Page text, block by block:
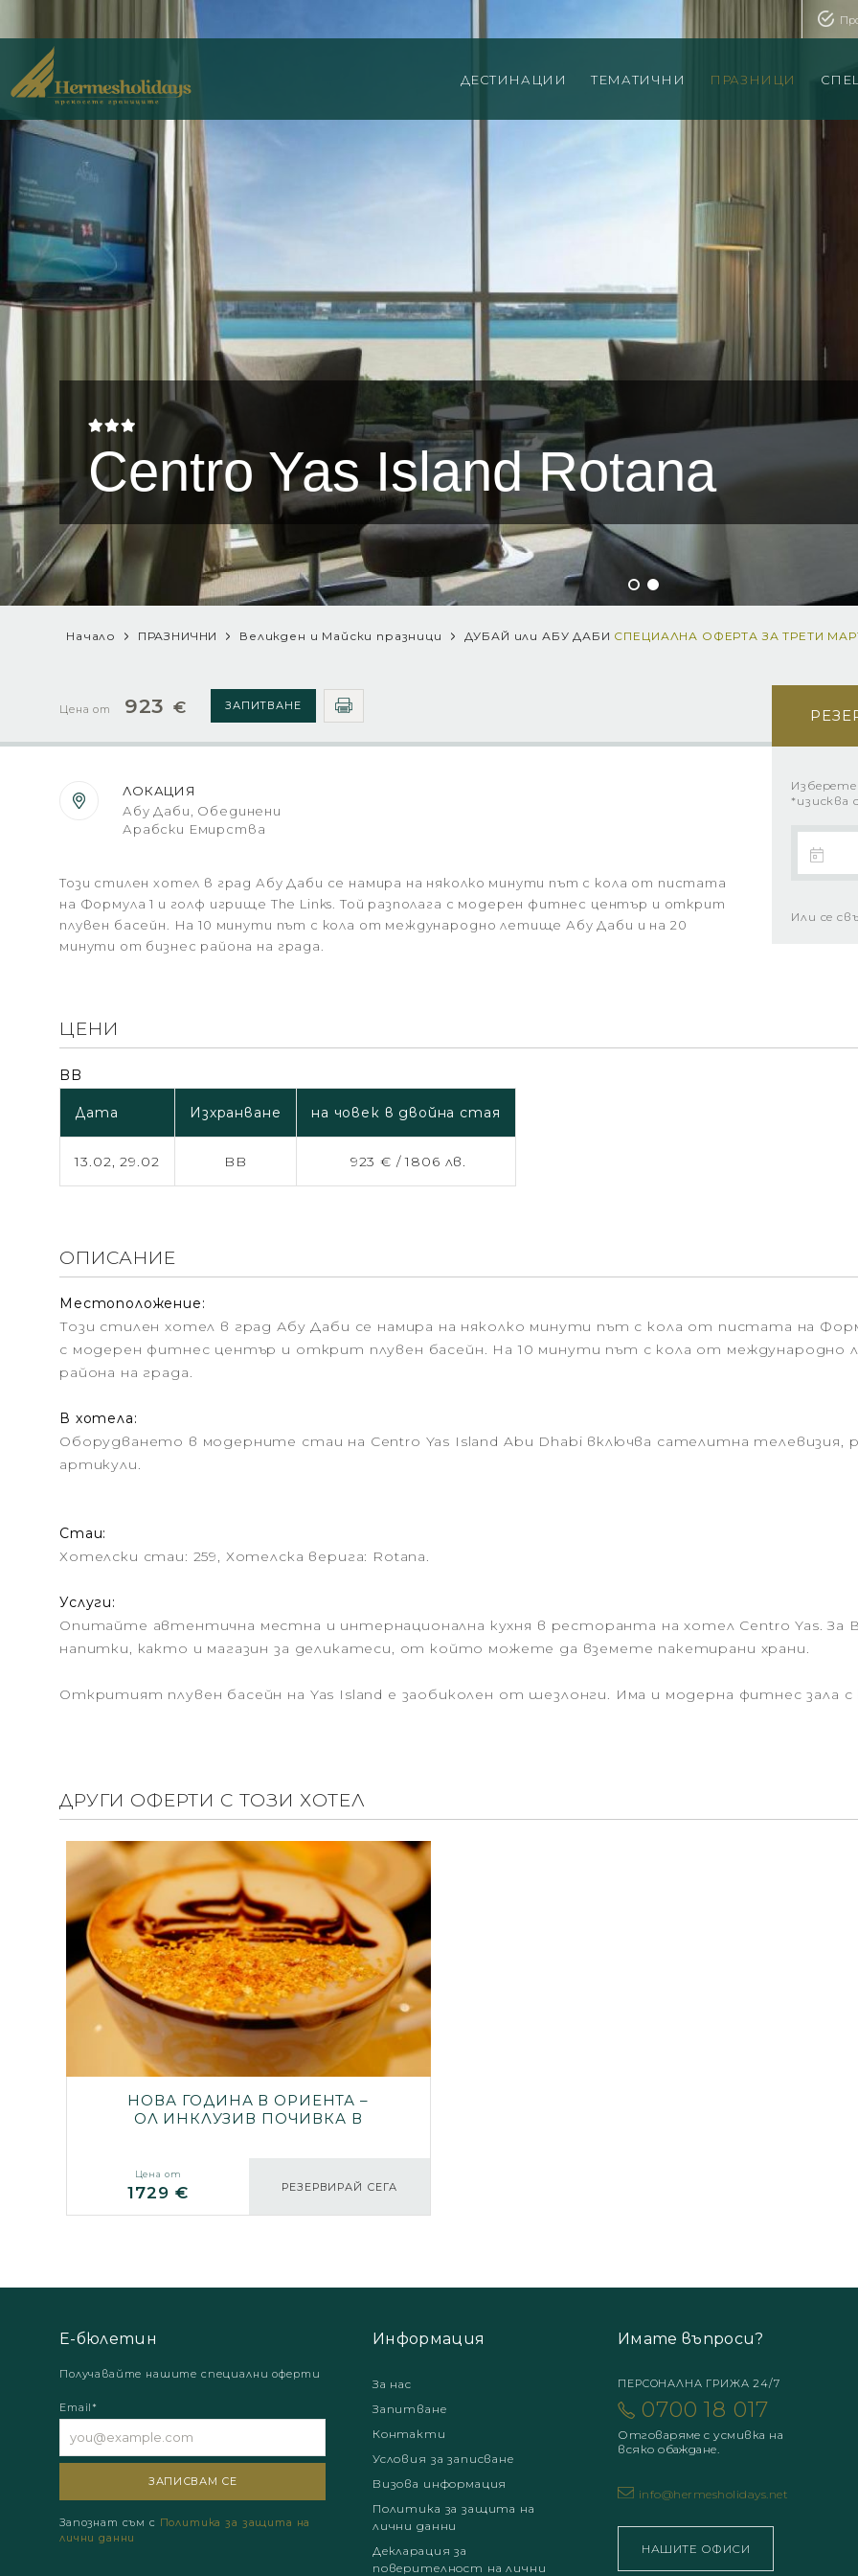
ДЕСТИНАЦИИ ТЕМАТИЧНИ ПРАЗНИЦИ
Centro Yas Island Rotana
Начало ПРАЗНИЧНИ Великден и Майски празници ДУБАЙ или АБУ ДАБИ СПЕЦИАЛНА ОФЕРТА ЗА ТРЕТИ
Цена от 923 € ЗАПИТВАНЕ
ЛОКАЦИЯ
Абу Даби, Обединени
Арабски Емирства
Този стилен хотел в град Абу Даби се намира на няколко минути път с кола от пистата
на Формула 1 и голф игрище The Links. Той разполага с модерен фитнес център и открит
плувен басейн. На 10 минути път с кола от международно летище Абу Даби и на 20
минути от бизнес района на града.
*изисква
Или се
ЦЕНИ
BB
Дата Изхранване на човек в двойна стая
13.02,29.02 BB 923 € /1806 лв.
ОПИСАНИЕ
Местоположение:
Този стилен хотел в град Абу Даби се намира на няколко минути път с кола от пистата на
с модерен фитнес център и открит плувен басейн. На 10 минути път с кола от
района на града.
В хотела:
Оборудването в модерните стаи на Centro Yas Island Abu Dhabi включва сателитна
артикули.
Стаи:
Хотелски стаи: 259, Хотелска верига: Rotana.
Услуги:
Опитайте автентична местна и интернационална кухня в ресторанта на хотел Centro Yas.
напитки, както и магазин за деликатеси, от който можете да вземете пакетирани храни.
Откритият плувен басейн на Yas Island е заобиколен от шезлонги. Има и модерна фитнес зала
ДРУГИ ОФЕРТИ С ТОЗИ ХОТЕЛ
НОВА ГОДИНА В ОРИЕНТА –
ОЛ ИНКЛУЗИВ ПОЧИВКА В
Цена от
1729 € РЕЗЕРВИРАЙ СЕГА
Е-бюлетин
Получавайте нашите специални оферти
Email*
Запознат съм с Политика за защита на
лични данни
Информация
За нас
Запитване
Контакти
Условия за записване
Визова информация
Политика за защита на
лични данни
Декларация за
поверителност на лични
Имате въпроси?
ПЕРСОНАЛНА ГРИЖА 24/7
0700 18 017
Отговаряме с усмивка на
всяко обаждане.
info@hermesholidays.net
НАШИТЕ ОФИСИ